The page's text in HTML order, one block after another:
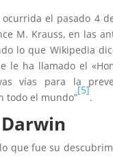
el pasado 4
M. Krauss, en las
lo que Wikipedia
le ha llamado el
vías para la
todo el mundo”
[5]
.
que fue su